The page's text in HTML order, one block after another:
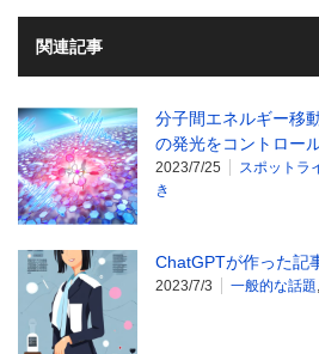
関連記事
分子間エネルギー移
の発光をコントロー
2023/7/25 スポットラ
き
ChatGPTが作った記
2023/7/3 一般的な話題,